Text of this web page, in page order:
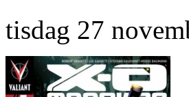
tisdag 27